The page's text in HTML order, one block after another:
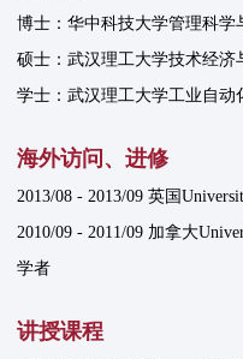
博士：华中科技大学管理科学
硕士：武汉理工大学技术经济
学士：武汉理工大学工业自动
海外访问、进修
2013/08 - 2013/09 英国
2010/09 - 2011/09 加拿大
学者
讲授课程